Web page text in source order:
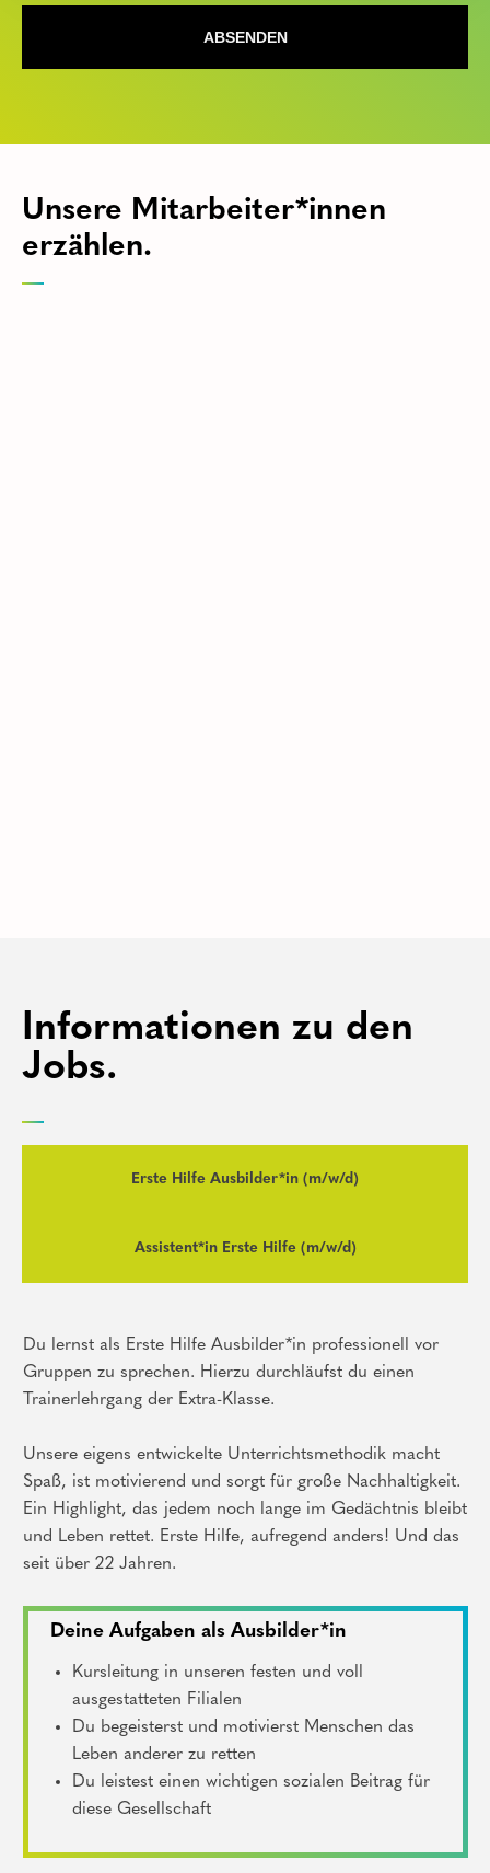
Unsere Mitarbeiter*innen
erzählen.
Informationen zu den
Jobs.
Erste Hilfe Ausbilder*in (m/w/d)
Assistent*in Erste Hilfe (m/w/d)
Du lernst als Erste Hilfe Ausbilder*in professionell vor
Gruppen zu sprechen. Hierzu durchläufst du einen
Trainerlehrgang der Extra-Klasse.
Unsere eigens entwickelte Unterrichtsmethodik macht
Spaß, ist motivierend und sorgt für große Nachhaltigkeit.
Ein Highlight, das jedem noch lange im Gedächtnis bleibt
und Leben rettet. Erste Hilfe, aufregend anders! Und das
seit über 22 Jahren.
Deine Aufgaben als Ausbilder*in
Kursleitung in unseren festen und voll
ausgestatteten Filialen
Du begeisterst und motivierst Menschen das
Leben anderer zu retten
Du leistest einen wichtigen sozialen Beitrag für
diese Gesellschaft